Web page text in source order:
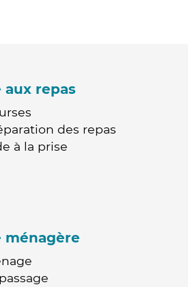
aux repas
des repas
à la prise
ménagère